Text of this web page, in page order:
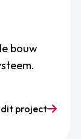
bouw
dit project